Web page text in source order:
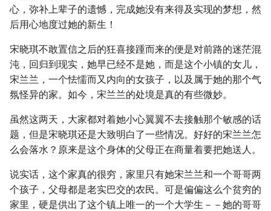
心，弥补上辈子的遗憾，完成她没有来得及实现的梦想，然
后用心地度过她的新生！
宋晓琪不敢置信之后的狂喜接踵而来的便是对前路的迷茫混
沌，回归到现实，她早已经不是她，而是这个小镇的女儿，
宋兰兰，一个怯懦而又内向的女孩子，以及属于她的那个气
氛怪异的家。如今，宋兰兰的处境是真的有些微妙。
虽然这两天，大家都对着她小心翼翼不去接触那个敏感的话
题，但是宋晓琪还是大致明白了一些情况。好好的宋兰兰怎
么会落水？原来是这个身体的父母正在商量着要把她送人。
说实话，这个家真的很穷，家里只有她宋兰兰和一个哥哥两
个孩子，父母都是老实巴交的农民。可是偏偏这么个贫穷的
家里，硬是供出了这个镇上唯一的一个大学生－－她的哥哥